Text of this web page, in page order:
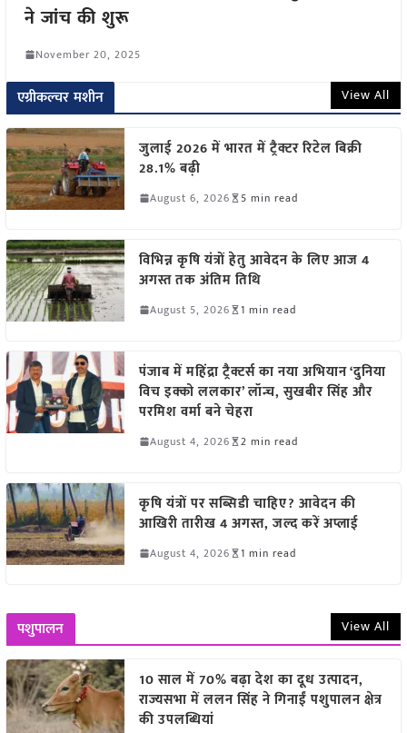
ने जांच की शुरू
November 20, 2025
एग्रीकल्चर मशीन View All
जुलाई 2026 में भारत में ट्रैक्टर रिटेल बिक्री
28.1% बढ़ी
August 6, 2026 5 min read
विभिन्न कृषि यंत्रों हेतु आवेदन के लिए आज 4
अगस्त तक अंतिम तिथि
August 5, 2026 1 min read
पंजाब में महिंद्रा ट्रैक्टर्स का नया अभियान ‘दुनिया
विच इक्को ललकार’ लॉन्च, सुखबीर सिंह और
परमिश वर्मा बने चेहरा
August 4, 2026 2 min read
कृषि यंत्रों पर सब्सिडी चाहिए? आवेदन की
आखिरी तारीख 4 अगस्त, जल्द करें अप्लाई
August 4, 2026 1 min read
पशुपालन View All
10 साल में 70% बढ़ा देश का दूध उत्पादन,
राज्यसभा में ललन सिंह ने गिनाईं पशुपालन क्षेत्र
की उपलब्धियां